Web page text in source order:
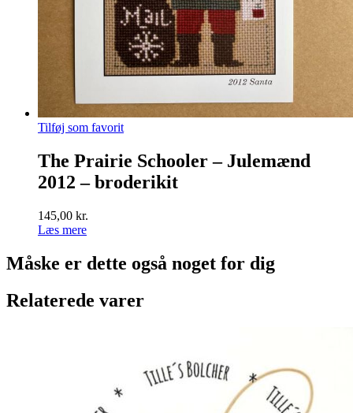
Tilføj som favorit
The Prairie Schooler – Julemænd
2012 – broderikit
145,00 kr.
Læs mere
Måske er dette også noget for dig
Relaterede varer